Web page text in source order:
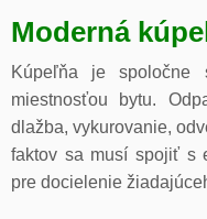
Moderná
Kúpeľňa je spoločne
miestnosťou bytu.
dlažba, vykurovanie,
faktov sa musí spojiť s
pre docielenie